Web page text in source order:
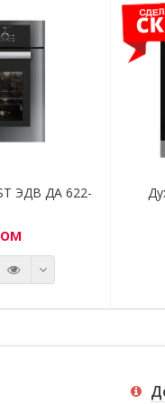
ЭДВ ДА 622-